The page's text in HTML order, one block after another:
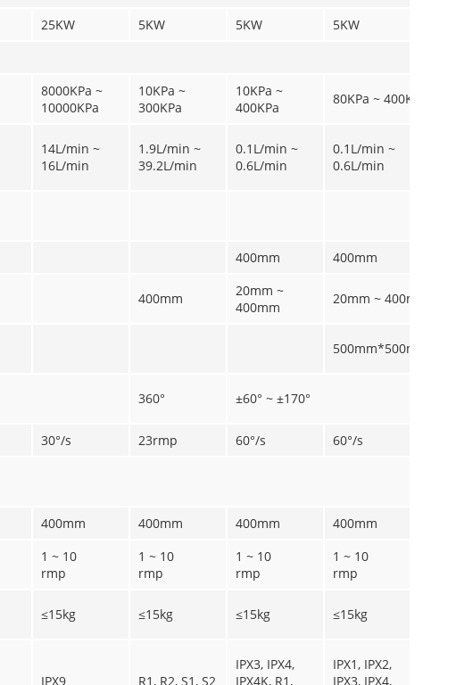
25KW 5KW 5KW 5KW
8000KPa ~
10000KPa
10KPa ~
300KPa
10KPa ~
400KPa
80KPa ~ 400KPa
14L/min ~
16L/min
1.9L/min ~
39.2L/min
0.1L/min ~
0.6L/min
0.1L/min ~
0.6L/min
400mm 400mm
400mm
20mm ~
400mm
20mm ~ 400mm
500mm*500mm
360° ±60° ~ ±170°
30°/s 23rmp 60°/s 60°/s
400mm 400mm 400mm 400mm
1 ~ 10
rmp
1 ~ 10
rmp
1 ~ 10
rmp
1 ~ 10
rmp
≤15kg ≤15kg ≤15kg ≤15kg
IPX9 R1, R2, S1, S2
IPX3, IPX4,
IPX4K, R1,
IPX1, IPX2,
IPX3, IPX4,